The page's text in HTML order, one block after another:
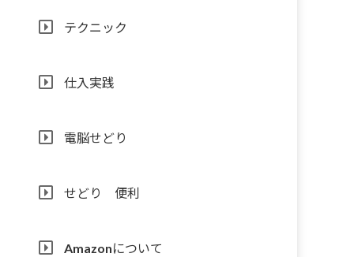
テクニック
仕入実践
電脳せどり
せどり 便利
Amazonについて